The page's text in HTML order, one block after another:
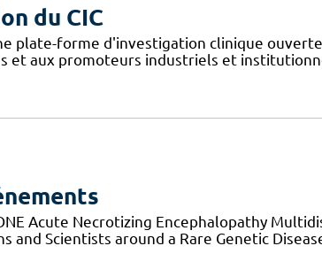
du CIC
plate-forme d'investigation clinique
et aux promoteurs industriels et
Acute Necrotizing Encephalopathy
and Scientists around a Rare Genetic